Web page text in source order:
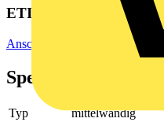
ETIM Group
Anschluss- und
Spezifikationen
Typ
mittelwandig